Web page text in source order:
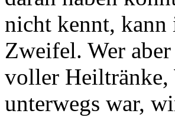
nicht kennt, kann
Zweifel. Wer
voller Heiltränke,
unterwegs war,